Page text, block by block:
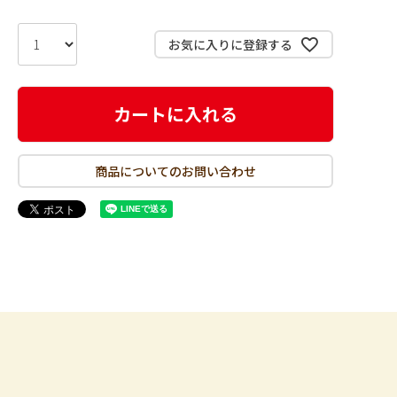
お気に入りに登録する
カートに入れる
商品についてのお問い合わせ